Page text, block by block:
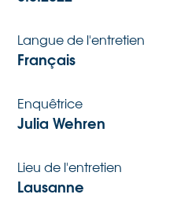
Langue de l'entretien
Français
Enquêtrice
Julia Wehren
Lieu de l'entretien
Lausanne